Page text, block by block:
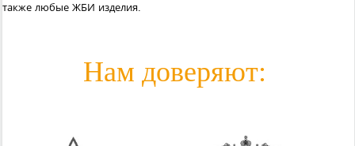
также любые ЖБИ изделия.
Нам доверяют: